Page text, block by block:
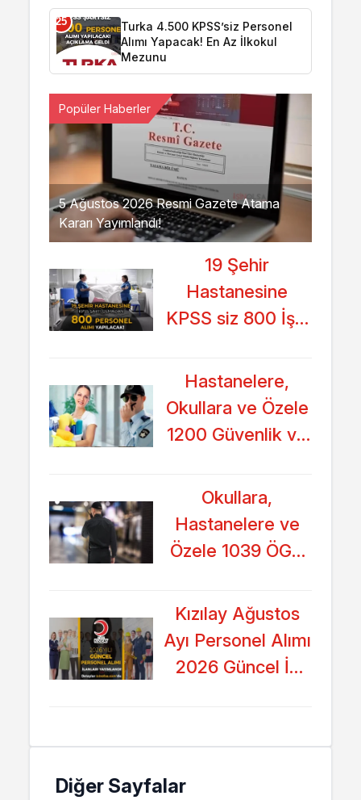
25
Turka 4.500 KPSS’siz Personel
Alımı Yapacak! En Az İlkokul
Mezunu
5 Ağustos 2026 Resmi Gazete Atama
Kararı Yayımlandı!
Popüler Haberler
19 Şehir
Hastanesine
KPSS siz 800 İşçi
Yapacak!
Hastanelere,
Okullara ve Özele
1200 Güvenlik ve
Alımı Başladı!
Okullara,
Hastanelere ve
Özele 1039 ÖGG
Yayımlandı!
Kızılay Ağustos
Ayı Personel Alımı
2026 Güncel İş
Diğer Sayfalar